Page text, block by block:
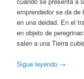
emprendedor se da
en una deidad. En el
en objeto de
salen a una Tierra
Sigue leyendo →